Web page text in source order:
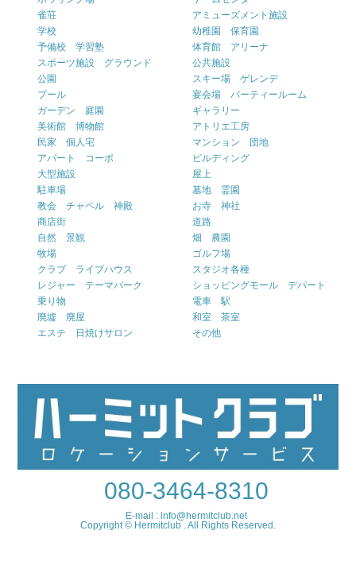
雀荘
アミューズメント施設
学校
幼稚園 保育園
予備校 学習塾
体育館 アリーナ
スポーツ施設 グラウンド
公共施設
公園
スキー場 ゲレンデ
プール
宴会場 パーティールーム
ガーデン 庭園
ギャラリー
美術館 博物館
アトリエ工房
民家 個人宅
マンション 団地
アパート コーポ
ビルディング
大型施設
屋上
駐車場
墓地 霊園
教会 チャペル 神殿
お寺 神社
商店街
道路
自然 景観
畑 農園
牧場
ゴルフ場
クラブ ライブハウス
スタジオ各種
レジャー テーマパーク
ショッピングモール デパート
乗り物
電車 駅
廃墟 廃屋
和室 茶室
エステ 日焼けサロン
その他
080-3464-8310
E-mail : info@hermitclub.net
Copyright © Hermitclub . All Rights Reserved.